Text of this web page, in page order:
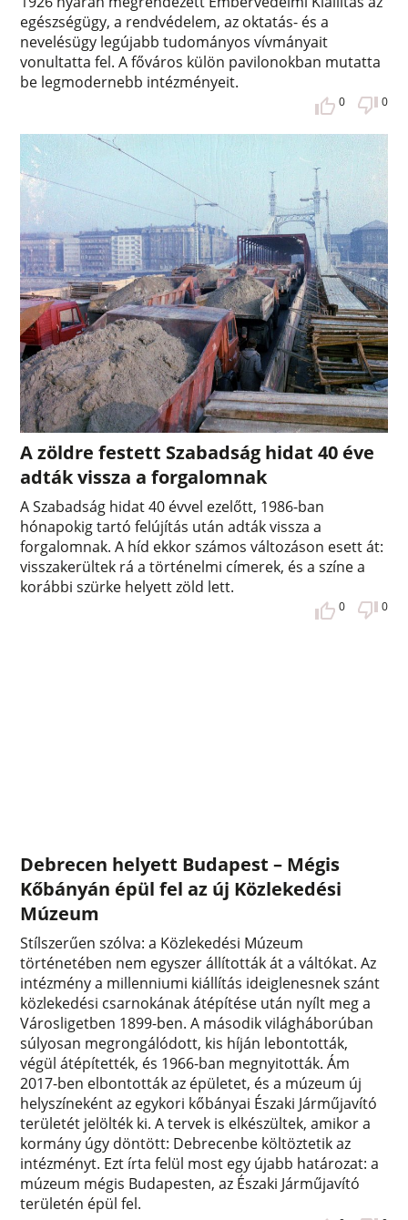
egészségügy, a rendvédelem, az oktatás- és a
nevelésügy legújabb tudományos vívmányait
vonultatta fel. A főváros külön pavilonokban mutatta
be legmodernebb intézményeit.
0 0
A zöldre festett Szabadság hidat 40 éve
adták vissza a forgalomnak
A Szabadság hidat 40 évvel ezelőtt, 1986-ban
hónapokig tartó felújítás után adták vissza a
forgalomnak. A híd ekkor számos változáson esett át:
visszakerültek rá a történelmi címerek, és a színe a
korábbi szürke helyett zöld lett.
0 0
Debrecen helyett Budapest – Mégis
Kőbányán épül fel az új Közlekedési
Múzeum
Stílszerűen szólva: a Közlekedési Múzeum
történetében nem egyszer állították át a váltókat. Az
intézmény a millenniumi kiállítás ideiglenesnek szánt
közlekedési csarnokának átépítése után nyílt meg a
Városligetben 1899-ben. A második világháborúban
súlyosan megrongálódott, kis híján lebontották,
végül átépítették, és 1966-ban megnyitották. Ám
2017-ben elbontották az épületet, és a múzeum új
helyszíneként az egykori kőbányai Északi Járműjavító
területét jelölték ki. A tervek is elkészültek, amikor a
kormány úgy döntött: Debrecenbe költöztetik az
intézményt. Ezt írta felül most egy újabb határozat: a
múzeum mégis Budapesten, az Északi Járműjavító
területén épül fel.